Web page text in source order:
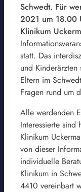
Schwedt. Für
2021 um 18.00
Klinikum
statt. Das
und
Eltern im
Fragen rund um
Alle werdenden
Interessierte
Klinikum
von dieser
individuelle
Klinikum in
4410 vereinbart